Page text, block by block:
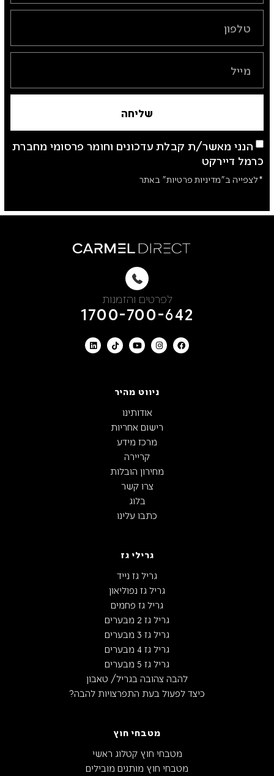
הנני מאשר/ת קבלת עדכונים וחומר פרסומי מחברת
כרמל דיירקט
*לצפייה ב"מדיניות פרטיות" באתר
שליחה
לפרטים והזמנות
1700-700-642
ניווט מהיר
אודותינו
רישום אחריות
מרכז מידע
קריירה
מחירון הובלות
צרו קשר
בלוג
כתבו עלינו
גרילי גז
גריל גז נייד
גריל גז נפוליאון
גריל גז פחמים
גריל גז 2 מבערים
גריל גז 3 מבערים
גריל גז 4 מבערים
גריל גז 5 מבערים
להבה צהובה בגריל/ טאבון
כיצד לפעול בעת התפרצויות להבה?
מטבחי חוץ
מטבחי חוץ קטלוג ראשי
מטבחי חוץ מותגים מובילים